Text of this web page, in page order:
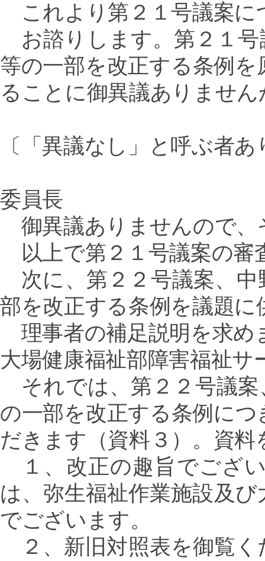
これより第２１号議案に
お諮りします。第２１号
等の一部を改正する条例
ることに御異議ありません
〔「異議なし」と呼ぶ者あ
委員長
御異議ありませんので、
以上で第２１号議案の審
次に、第２２号議案、中
部を改正する条例を議題に
理事者の補足説明を求め
大場健康福祉部障害福祉サ
それでは、第２２号議案
の一部を改正する条例に
だきます（資料３）。資
１、改正の趣旨でござ
は、弥生福祉作業施設及
でございます。
２、新旧対照表を御覧く